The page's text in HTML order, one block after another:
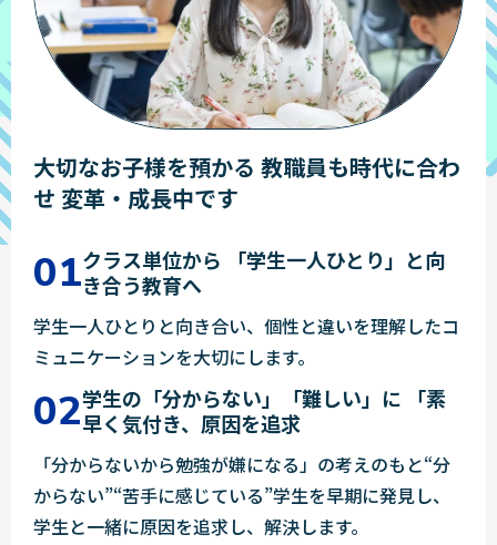
大切なお子様を預かる 教職員も時代に合わ
せ 変革・成長中です
クラス単位から 「学生一人ひとり」と向
き合う教育へ
学生一人ひとりと向き合い、個性と違いを理解したコ
ミュニケーションを大切にします。
学生の「分からない」「難しい」に 「素
早く気付き、原因を追求
「分からないから勉強が嫌になる」の考えのもと“分
からない”“苦手に感じている”学生を早期に発見し、
学生と一緒に原因を追求し、解決します。